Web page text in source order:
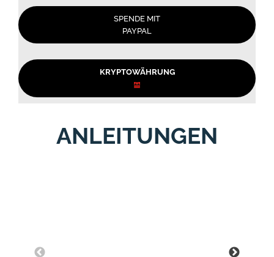
SPENDE MIT
PAYPAL
KRYPTOWÄHRUNG
ANLEITUNGEN